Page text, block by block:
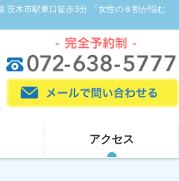
茨木市駅東口徒歩3分 「女性の８割が悩む
アクセス